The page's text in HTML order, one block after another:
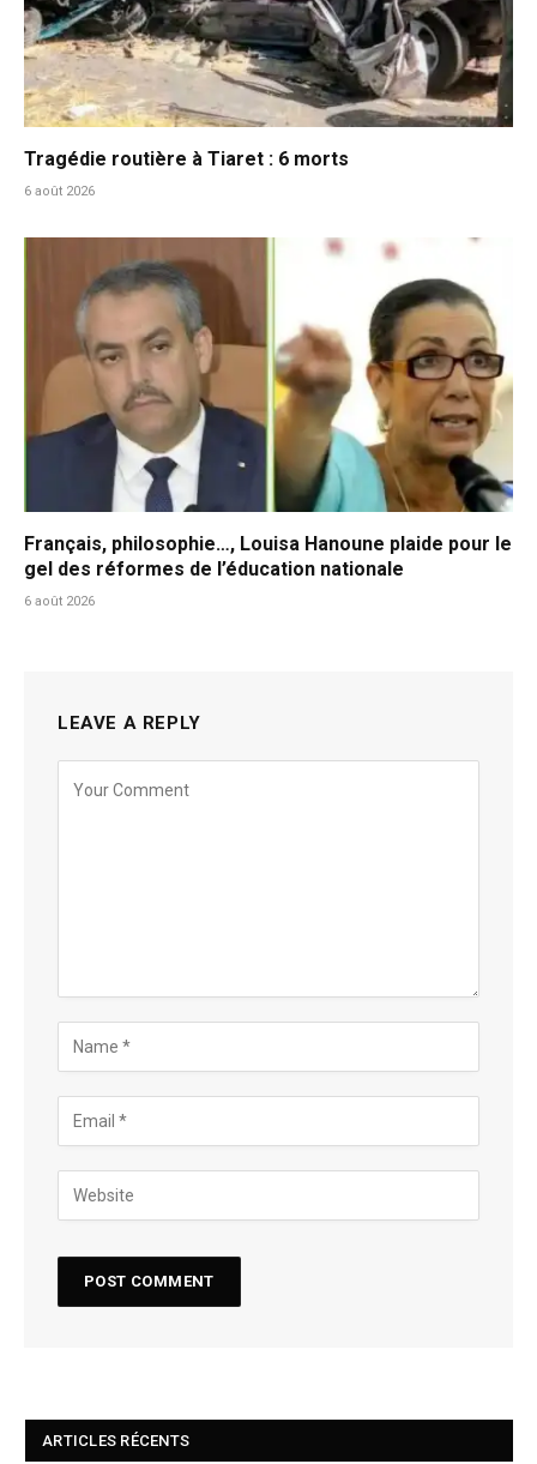
Tragédie routière à Tiaret : 6 morts
6 août 2026
Français, philosophie…, Louisa Hanoune plaide pour le
gel des réformes de l’éducation nationale
6 août 2026
LEAVE A REPLY
ARTICLES RÉCENTS